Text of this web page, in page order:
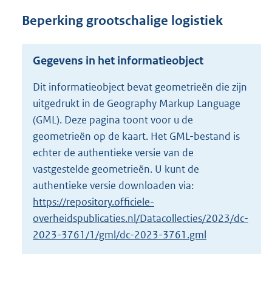
n
s
r
o
t
t
e
4
3
K
Beperking grootschalige logistiek
Gegevens in het informatieobject
Dit informatieobject bevat geometrieën die zijn
uitgedrukt in de Geography Markup Language
(GML). Deze pagina toont voor u de
geometrieën op de kaart. Het GML-bestand is
echter de authentieke versie van de
vastgestelde geometrieën. U kunt de
authentieke versie downloaden via:
https://repository.officiele-
overheidspublicaties.nl/Datacollecties/2023/dc-
2023-3761/1/gml/dc-2023-3761.gml